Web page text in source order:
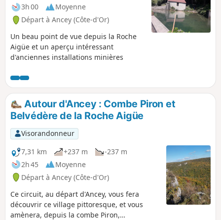
3h 00
Moyenne
Départ à Ancey (Côte-d'Or)
Un beau point de vue depuis la Roche
Aigüe et un aperçu intéressant
d'anciennes installations minières
Autour d'Ancey : Combe Piron et
Belvédère de la Roche Aigüe
Visorandonneur
7,31 km
+237 m
-237 m
2h 45
Moyenne
Départ à Ancey (Côte-d'Or)
Ce circuit, au départ d'Ancey, vous fera
découvrir ce village pittoresque, et vous
amènera, depuis la combe Piron,